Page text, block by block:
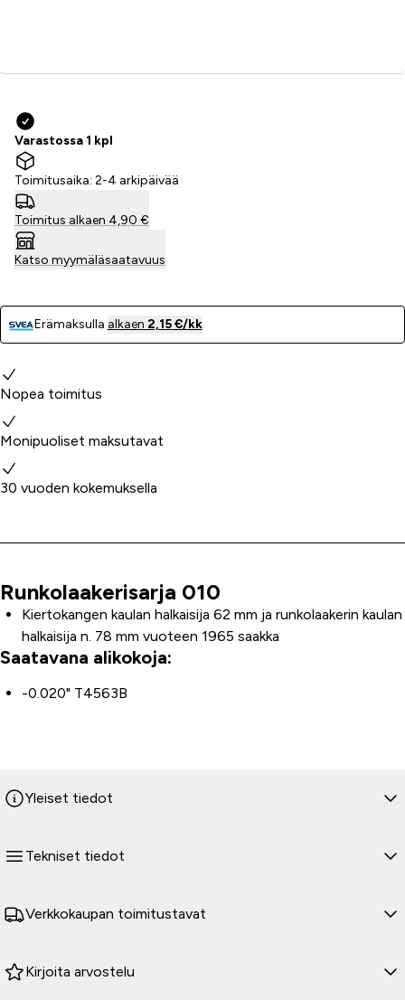
Varastossa 1 kpl
Toimitusaika: 2-4 arkipäivää
Toimitus alkaen 4,90 €
Katso myymäläsaatavuus
Erämaksulla alkaen 2,15 €/kk
Miksi valita meidät?
Nopea toimitus
Monipuoliset maksutavat
30 vuoden kokemuksella
Tuoteinfo
Runkolaakerisarja 010
Kiertokangen kaulan halkaisija 62 mm ja runkolaakerin kaulan
halkaisija n. 78 mm vuoteen 1965 saakka
Saatavana alikokoja:
-0.020" T4563B
Yleiset tiedot
Tekniset tiedot
Verkkokaupan toimitustavat
Kirjoita arvostelu